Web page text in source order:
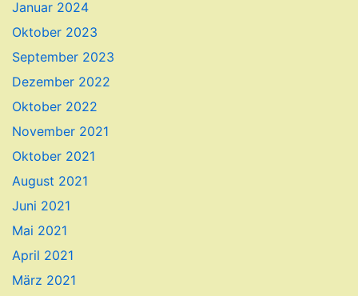
Januar 2024
Oktober 2023
September 2023
Dezember 2022
Oktober 2022
November 2021
Oktober 2021
August 2021
Juni 2021
Mai 2021
April 2021
März 2021